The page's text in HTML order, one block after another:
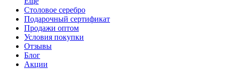
Столовое серебро
Подарочный сертификат
Продажи оптом
Условия покупки
Отзывы
Блог
Акции